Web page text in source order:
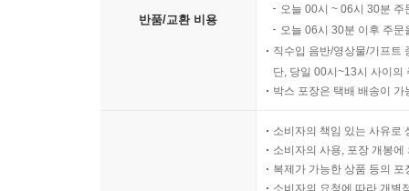
반품/교환 비용
오늘 00시 ~ 06시 30분
오늘 06시 30분 이후 주
직수입 음반/영상물/기프트
단, 당일 00시~13시 사이의
박스 포장은 택배 배송이
소비자의 책임 있는 사유로
소비자의 사용, 포장 개봉
복제가 가능한 상품 등의
소비자의 요청에 따라 개별